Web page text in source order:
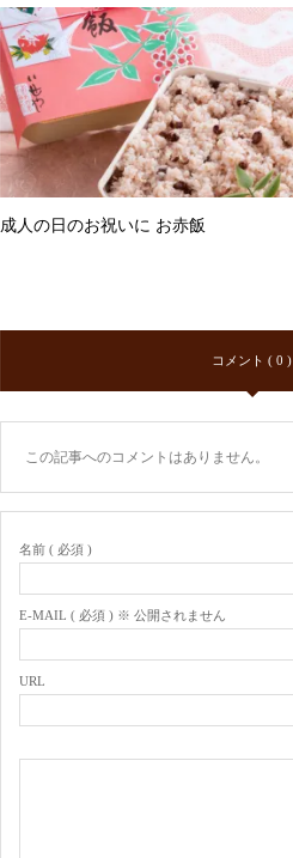
成人の日のお祝いに お赤飯
コメント ( 0 )
この記事へのコメントはありません。
名前 ( 必須 )
E-MAIL ( 必須 ) ※ 公開されません
URL